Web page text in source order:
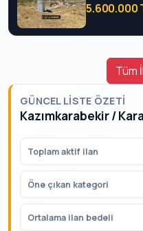
5.600.000
Tüm
GÜNCEL LISTE ÖZETI
Kazımkarabekir /
Toplam aktif ilan
Öne çıkan kategori
Ortalama ilan bedeli